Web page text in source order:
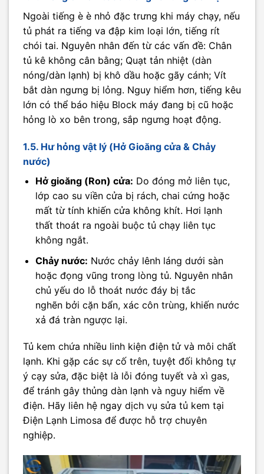
Ngoài tiếng è è nhỏ đặc trưng khi máy chạy, nếu
tủ phát ra tiếng va đập kim loại lớn, tiếng rít
chói tai. Nguyên nhân đến từ các vấn đề: Chân
tủ kê không cân bằng; Quạt tản nhiệt (dàn
nóng/dàn lạnh) bị khô dầu hoặc gãy cánh; Vít
bắt dàn ngưng bị lỏng. Nguy hiểm hơn, tiếng kêu
lớn có thể báo hiệu Block máy đang bị cũ hoặc
hỏng lò xo bên trong, sắp ngưng hoạt động.
1.5. Hư hỏng vật lý (Hở Gioăng cửa & Chảy
nước)
Hở gioăng (Ron) cửa: Do đóng mở liên tục,
lớp cao su viền cửa bị rách, chai cứng hoặc
mất từ tính khiến cửa không khít. Hơi lạnh
thất thoát ra ngoài buộc tủ chạy liên tục
không ngắt.
Chảy nước: Nước chảy lênh láng dưới sàn
hoặc đọng vũng trong lòng tủ. Nguyên nhân
chủ yếu do lỗ thoát nước đáy bị tắc
nghẽn bởi cặn bẩn, xác côn trùng, khiến nước
xả đá tràn ngược lại.
Tủ kem chứa nhiều linh kiện điện tử và môi chất
lạnh. Khi gặp các sự cố trên, tuyệt đối không tự
ý cạy sửa, đặc biệt là lỗi đóng tuyết và xì gas,
để tránh gây thủng dàn lạnh và nguy hiểm về
điện. Hãy liên hệ ngay dịch vụ sửa tủ kem tại
Điện Lạnh Limosa để được hỗ trợ chuyên
nghiệp.